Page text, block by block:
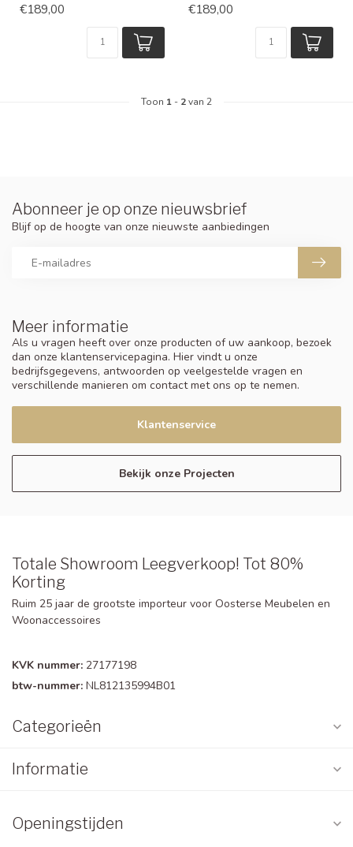
€189,00 €189,00
Toon 1 - 2van 2
Meer informatie
Als u vragen heeft over onze producten of uw aankoop, bezoek
dan onze klantenservicepagina. Hier vindt u onze
bedrijfsgegevens, antwoorden op veelgestelde vragen en
verschillende manieren om contact met ons op te nemen.
Klantenservice
Bekijk onze Projecten
Abonneer je op onze nieuwsbrief
Blijf op de hoogte van onze nieuwste aanbiedingen
Totale Showroom Leegverkoop! Tot 80%
Korting
Ruim 25 jaar de grootste importeur voor Oosterse Meubelen en
Woonaccessoires
KVK nummer: 27177198
btw-nummer: NL812135994B01
Categorieën
Informatie
Openingstijden